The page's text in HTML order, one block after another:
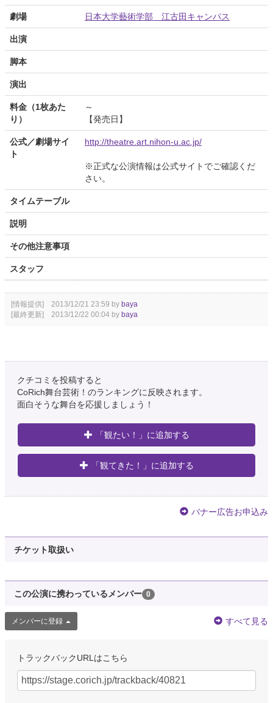
劇場 日本大学藝術学部 江古田キャンパス
出演
脚本
演出
料金（1枚あた
り）
～
【発売日】
公式／劇場サイ
ト
http://theatre.art.nihon-u.ac.jp/
※正式な公演情報は公式サイトでご確認くだ
さい。
タイムテーブル
説明
その他注意事項
スタッフ
[情報提供] 2013/12/21 23:59 by baya
[最終更新] 2013/12/22 00:04 by baya
クチコミを投稿すると
CoRich舞台芸術！のランキングに反映されます。
面白そうな舞台を応援しましょう！
「観たい！」に追加する
「観てきた！」に追加する
バナー広告お申込み
チケット取扱い
この公演に携わっているメンバー 0
メンバーに登録 すべて見る
トラックバックURLはこちら